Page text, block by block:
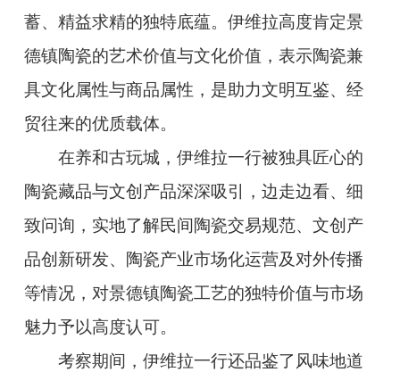
蓄、精益求精的独特底蕴。伊维拉高度肯定景
德镇陶瓷的艺术价值与文化价值，表示陶瓷兼
具文化属性与商品属性，是助力文明互鉴、经
贸往来的优质载体。
在养和古玩城，伊维拉一行被独具匠心的
陶瓷藏品与文创产品深深吸引，边走边看、细
致问询，实地了解民间陶瓷交易规范、文创产
品创新研发、陶瓷产业市场化运营及对外传播
等情况，对景德镇陶瓷工艺的独特价值与市场
魅力予以高度认可。
考察期间，伊维拉一行还品鉴了风味地道